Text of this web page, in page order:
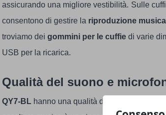
assicurando una migliore vestibilità. Sulle
consentono di gestire la riproduzione musica
troviamo dei gommini per le cuffie di varie
USB per la ricarica.
Qualità del suono e
QY7-BL hanno una qualità del suono molto